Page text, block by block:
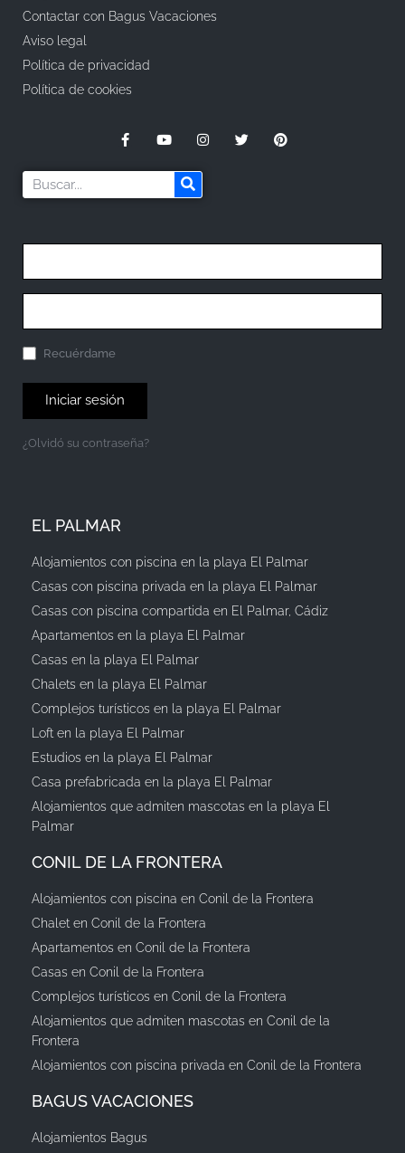
Contactar con Bagus Vacaciones
Aviso legal
Política de privacidad
Política de cookies
Recuérdame
Iniciar sesión
¿Olvidó su contraseña?
EL PALMAR
Alojamientos con piscina en la playa El Palmar
Casas con piscina privada en la playa El Palmar
Casas con piscina compartida en El Palmar, Cádiz
Apartamentos en la playa El Palmar
Casas en la playa El Palmar
Chalets en la playa El Palmar
Complejos turísticos en la playa El Palmar
Loft en la playa El Palmar
Estudios en la playa El Palmar
Casa prefabricada en la playa El Palmar
Alojamientos que admiten mascotas en la playa El
Palmar
CONIL DE LA FRONTERA
Alojamientos con piscina en Conil de la Frontera
Chalet en Conil de la Frontera
Apartamentos en Conil de la Frontera
Casas en Conil de la Frontera
Complejos turísticos en Conil de la Frontera
Alojamientos que admiten mascotas en Conil de la
Frontera
Alojamientos con piscina privada en Conil de la Frontera
BAGUS VACACIONES
Alojamientos Bagus